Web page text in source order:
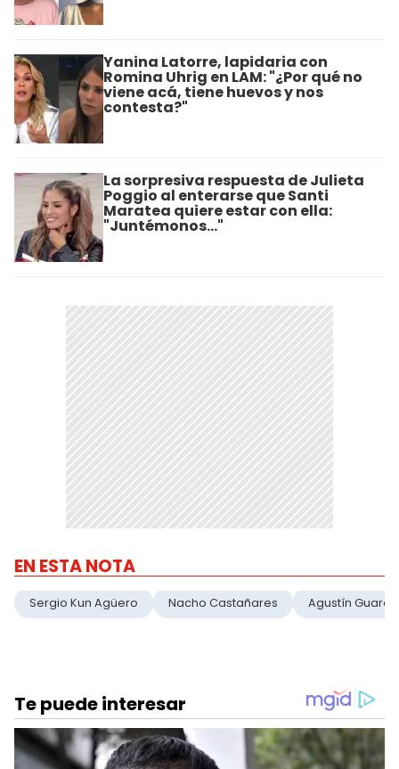
Yanina Latorre, lapidaria con
Romina Uhrig en LAM: "¿Por qué no
viene acá, tiene huevos y nos
contesta?"
La sorpresiva respuesta de Julieta
Poggio al enterarse que Santi
Maratea quiere estar con ella:
"Juntémonos..."
EN ESTA NOTA
Sergio Kun Agüero Nacho Castañares Agustín Guardis